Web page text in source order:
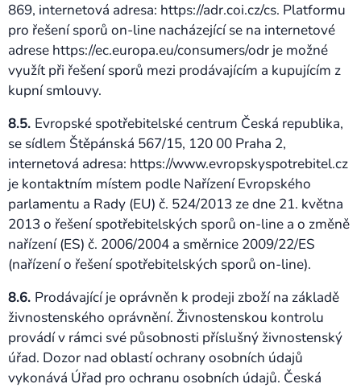
869, internetová adresa: https://adr.coi.cz/cs. Platformu
pro řešení sporů on-line nacházející se na internetové
adrese https://ec.europa.eu/consumers/odr je možné
využít při řešení sporů mezi prodávajícím a kupujícím z
kupní smlouvy.
8.5. Evropské spotřebitelské centrum Česká republika,
se sídlem Štěpánská 567/15, 120 00 Praha 2,
internetová adresa: https://www.evropskyspotrebitel.cz
je kontaktním místem podle Nařízení Evropského
parlamentu a Rady (EU) č. 524/2013 ze dne 21. května
2013 o řešení spotřebitelských sporů on-line a o změně
nařízení (ES) č. 2006/2004 a směrnice 2009/22/ES
(nařízení o řešení spotřebitelských sporů on-line).
8.6. Prodávající je oprávněn k prodeji zboží na základě
živnostenského oprávnění. Živnostenskou kontrolu
provádí v rámci své působnosti příslušný živnostenský
úřad. Dozor nad oblastí ochrany osobních údajů
vykonává Úřad pro ochranu osobních údajů. Česká